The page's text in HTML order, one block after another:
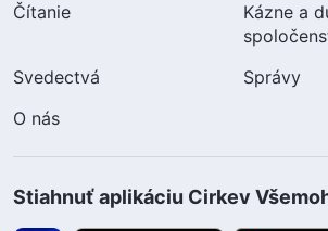
Čítanie
Kázne a
Svedectvá
Správy
O nás
Stiahnuť aplikáciu Cirkev